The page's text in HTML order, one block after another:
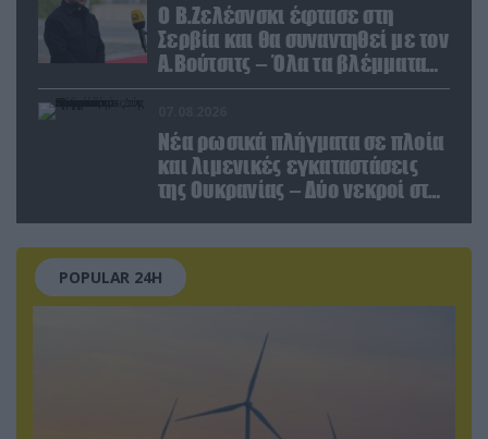
Ο Β.Ζελέσνσκι έφτασε στη
Σερβία και θα συναντηθεί με τον
Α.Βούτσιτς – Όλα τα βλέμματα
στις σχέσεις με τη Ρωσία
Νέα ρωσικά πλήγματα σε πλοία
και λιμενικές εγκαταστάσεις
της Ουκρανίας – Δύο νεκροί στην
POPULAR 24H